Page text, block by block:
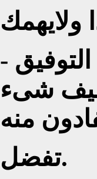
- شكرا لكم.. نتمنى لكم التوفيق
شىء
تفضل.